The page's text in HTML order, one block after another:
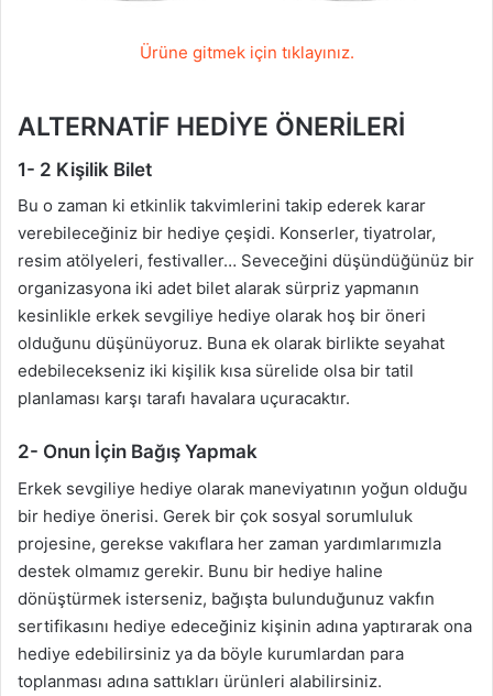
Ürüne gitmek için tıklayınız.
ALTERNATİF HEDİYE ÖNERİLERİ
1- 2 Kişilik Bilet
Bu o zaman ki etkinlik takvimlerini takip ederek karar
verebileceğiniz bir hediye çeşidi. Konserler, tiyatrolar,
resim atölyeleri, festivaller… Seveceğini düşündüğünüz bir
organizasyona iki adet bilet alarak sürpriz yapmanın
kesinlikle erkek sevgiliye hediye olarak hoş bir öneri
olduğunu düşünüyoruz. Buna ek olarak birlikte seyahat
edebilecekseniz iki kişilik kısa sürelide olsa bir tatil
planlaması karşı tarafı havalara uçuracaktır.
2- Onun İçin Bağış Yapmak
Erkek sevgiliye hediye olarak maneviyatının yoğun olduğu
bir hediye önerisi. Gerek bir çok sosyal sorumluluk
projesine, gerekse vakıflara her zaman yardımlarımızla
destek olmamız gerekir. Bunu bir hediye haline
dönüştürmek isterseniz, bağışta bulunduğunuz vakfın
sertifikasını hediye edeceğiniz kişinin adına yaptırarak ona
hediye edebilirsiniz ya da böyle kurumlardan para
toplanması adına sattıkları ürünleri alabilirsiniz.